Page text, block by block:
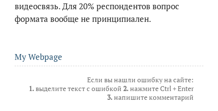
видеосвязь. Для 20% респондентов вопрос
формата вообще не принципиален.
My Webpage
Если вы нашли ошибку на сайте:
1.выделите текст с ошибкой 2.нажмите Ctrl + Enter
3.напишите комментарий